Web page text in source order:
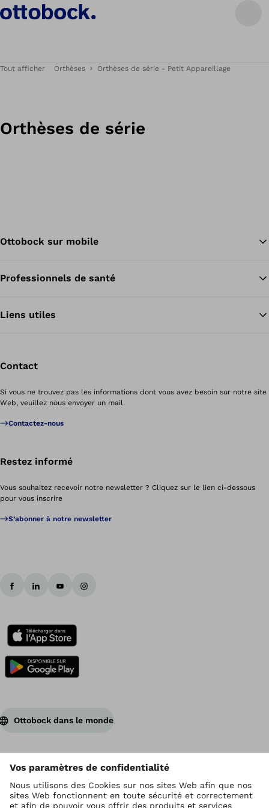
Tout afficher Orthèses Orthèses de série - Petit Appareillage
Orthèses de série
Ottobock sur mobile
Professionnels de santé
Liens utiles
Contact
Si vous ne trouvez pas les informations dont vous avez besoin sur notre site
Web, veuillez nous envoyer un mail.
Contactez-nous
Restez informé
Vous souhaitez recevoir notre newsletter ? Cliquez sur le lien ci-dessous
pour vous inscrire
S’abonner à notre newsletter
Ottobock dans le monde
Ottobock est titulaire du droit d’auteur
Paramètres de protection des données